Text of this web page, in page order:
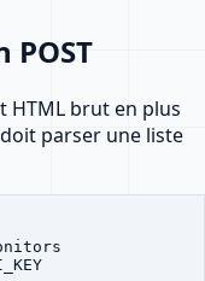
POST
HTML brut en plus
parser une liste